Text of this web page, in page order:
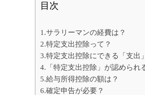
1973年生まれ、大
あずさ監査法人出身
クレアビズコンサ
相続専門サイト：
目次
1.サラリーマンの経費は？
2.特定支出控除って？
3.特定支出控除にできる「支出
4.「特定支出控除」が認められ
5.給与所得控除の額は？
6.確定申告が必要？